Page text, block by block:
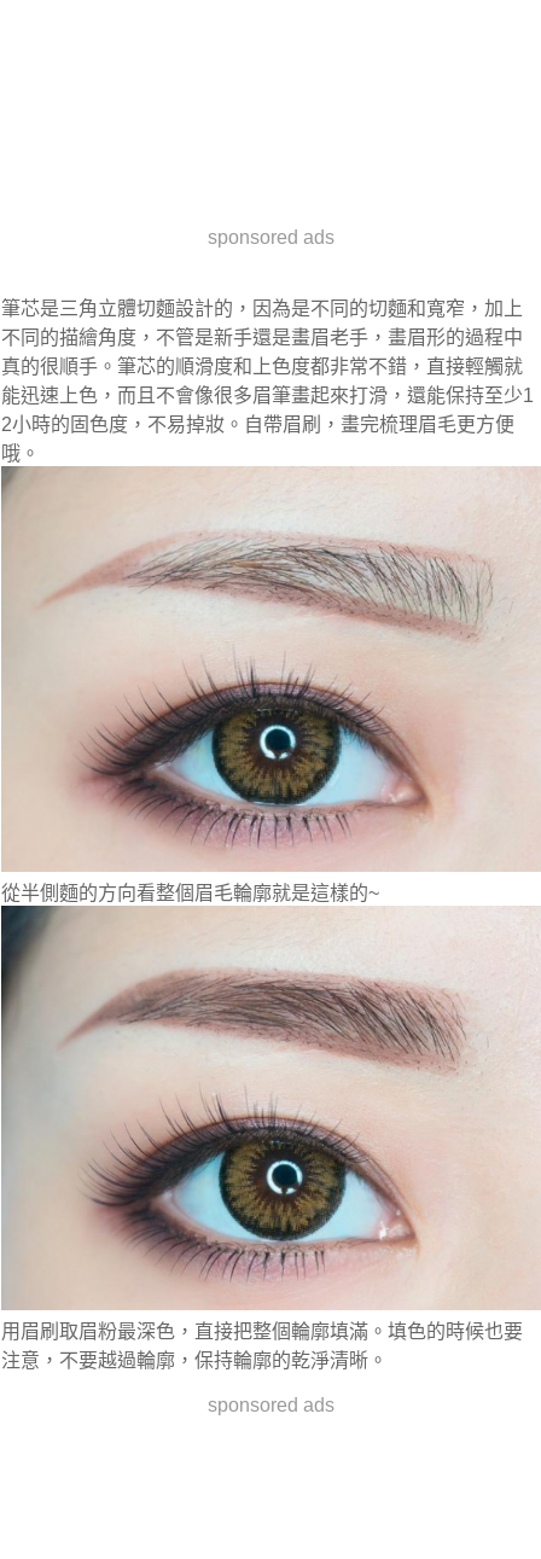
sponsored ads
筆芯是三角立體切麵設計的，因為是不同的切麵和寬窄，加上
不同的描繪角度，不管是新手還是畫眉老手，畫眉形的過程中
真的很順手。筆芯的順滑度和上色度都非常不錯，直接輕觸就
能迅速上色，而且不會像很多眉筆畫起來打滑，還能保持至少1
2小時的固色度，不易掉妝。自帶眉刷，畫完梳理眉毛更方便
哦。
從半側麵的方向看整個眉毛輪廓就是這樣的~
用眉刷取眉粉最深色，直接把整個輪廓填滿。填色的時候也要
注意，不要越過輪廓，保持輪廓的乾淨清晰。
sponsored ads